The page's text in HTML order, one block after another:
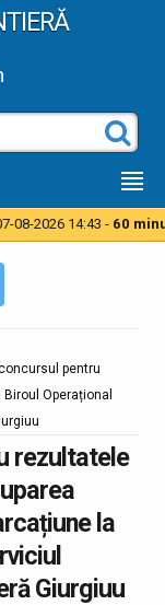
08-2026 14:43 - 60
pentru
Operațional
rezultatele
la
Giurgiuu